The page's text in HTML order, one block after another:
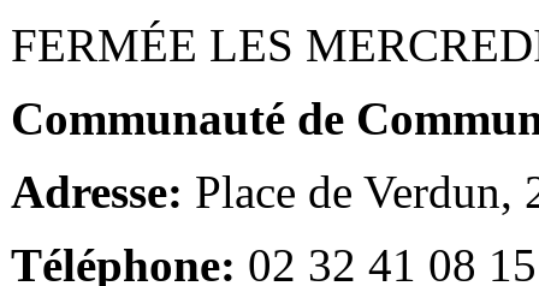
FERMÉE LES
Communauté de
Adresse: Place de Verdun,
Téléphone: 02 32 41 08 15